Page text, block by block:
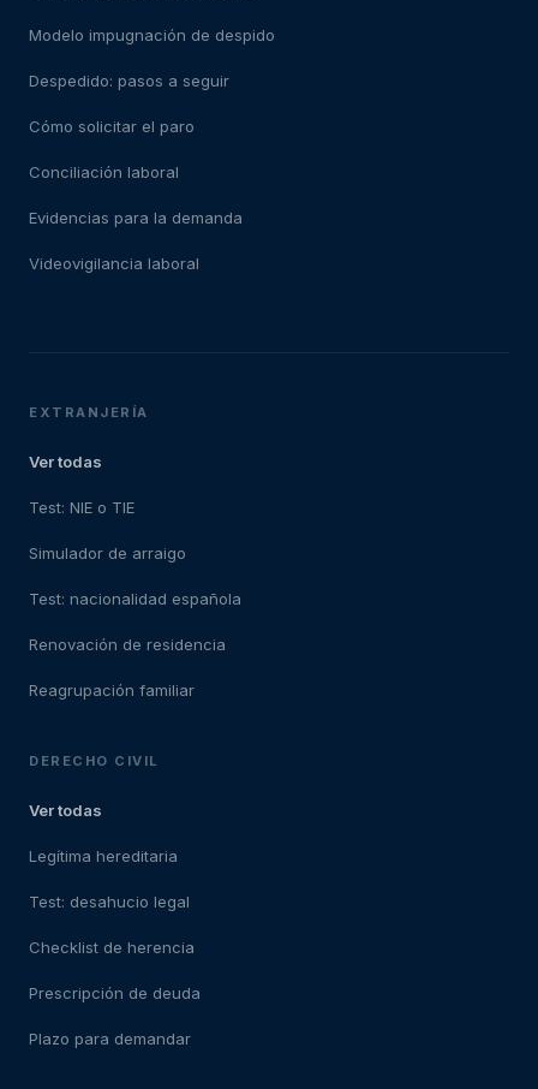
Modelo impugnación de despido
Despedido: pasos a seguir
Cómo solicitar el paro
Conciliación laboral
Evidencias para la demanda
Videovigilancia laboral
EXTRANJERÍA
Ver todas
Test: NIE o TIE
Simulador de arraigo
Test: nacionalidad española
Renovación de residencia
Reagrupación familiar
DERECHO CIVIL
Ver todas
Legítima hereditaria
Test: desahucio legal
Checklist de herencia
Prescripción de deuda
Plazo para demandar